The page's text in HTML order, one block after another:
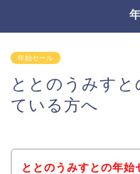
年始セール
ととのうみすと
ている方へ
ととのうみすとの年始